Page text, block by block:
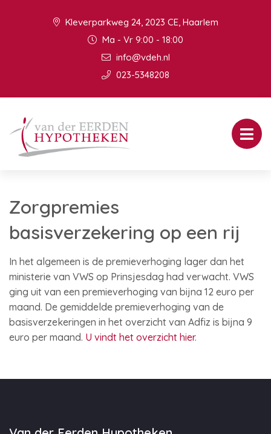
Kleverparkweg 24, 2023 CE, Haarlem
Ma - Vr 9:00 - 18:00
info@vdeh.nl
023-5348208
Zorgpremies
basisverzekering op een rij
In het algemeen is de premieverhoging lager dan het
ministerie van VWS op Prinsjesdag had verwacht. VWS
ging uit van een premieverhoging van bijna 12 euro per
maand. De gemiddelde premieverhoging van de
basisverzekeringen in het overzicht van Adfiz is bijna 9
euro per maand. U vindt het overzicht hier.